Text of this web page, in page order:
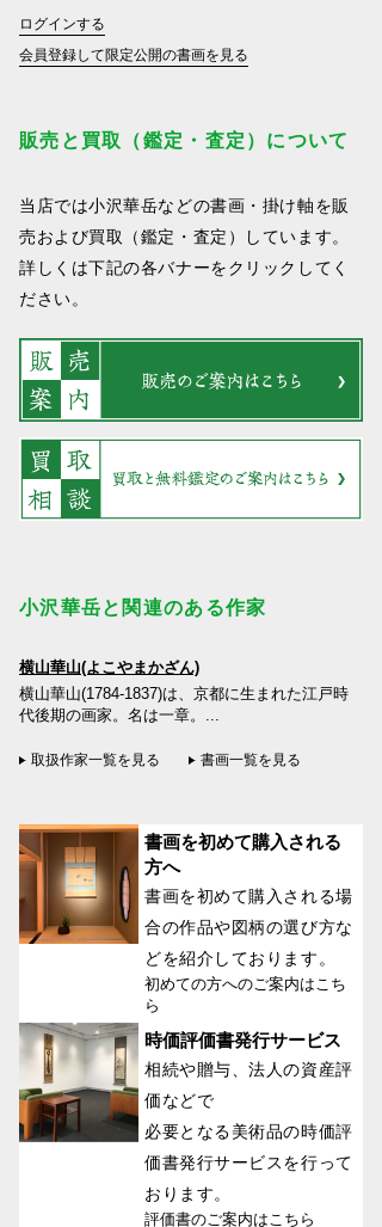
ログインする
会員登録して限定公開の書画を見る
販売と買取（鑑定・査定）について
当店では小沢華岳などの書画・掛け軸を販
売および買取（鑑定・査定）しています。
詳しくは下記の各バナーをクリックしてく
ださい。
小沢華岳と関連のある作家
横山華山(よこやまかざん)
横山華山(1784-1837)は、京都に生まれた江戸時
代後期の画家。名は一章。...
取扱作家一覧を見る 書画一覧を見る
書画を初めて購入される
方へ
書画を初めて購入される場
合の作品や図柄の選び方な
どを紹介しております。
初めての方へのご案内はこち
ら
時価評価書発行サービス
相続や贈与、法人の資産評
価などで
必要となる美術品の時価評
価書発行サービスを行って
おります。
評価書のご案内はこちら